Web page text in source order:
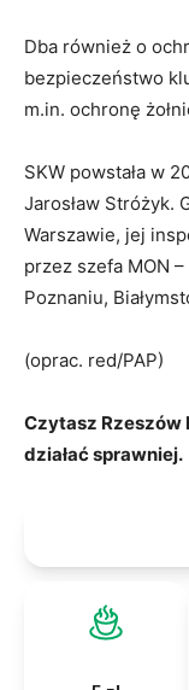
Dba również o
bezpieczeństwo
m.in. ochronę
SKW powstała w
Jarosław Stróżyk.
Warszawie, jej
przez szefa MON
Poznaniu,
(oprac. red/PAP)
Czytasz Rzeszów
działać sprawniej.